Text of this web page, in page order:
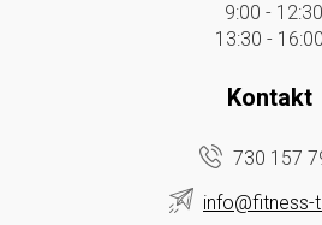
9:00 - 12:30
13:30 - 16:00
Kontakt
730 157
info@fitness-